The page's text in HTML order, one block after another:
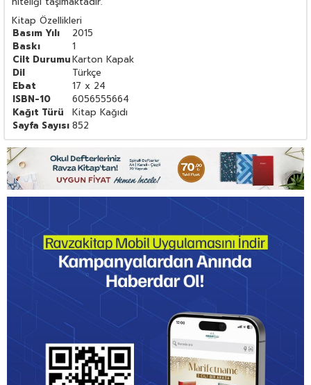
Kitap Özellikleri
Basım Yılı
2015
Baskı
1
Cilt DurumuKarton Kapak
Dil
Türkçe
Ebat
17 x 24
ISBN-10
6056555664
Kağıt Türü
Kitap Kağıdı
Sayfa Sayısı 852